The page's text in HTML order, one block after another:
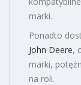
marki.
Ponadto
John Deere,
marki,
na roli.